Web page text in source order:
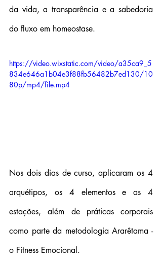
da vida, a transparência e a sabedoria
do fluxo em homeostase.
https://video.wixstatic.com/video/a35ca9_5
834e646a1b04e3f88fb56482b7ed130/10
80p/mp4/file.mp4
Nos dois dias de curso, aplicaram os 4
arquétipos, os 4 elementos e as 4
estações, além de práticas corporais
como parte da metodologia Ararêtama -
o Fitness Emocional.